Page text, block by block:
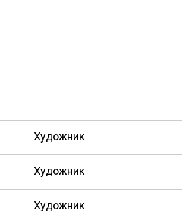
Художник
Художник
Художник